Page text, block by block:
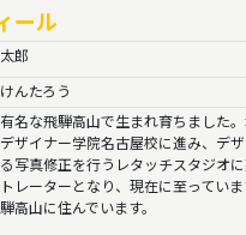
ール
郎
んたろう
名な飛騨高山で生まれ育ちました
ザイナー学院名古屋校に進み、デ
写真修正を行うレタッチスタジオ
レーターとなり、現在に至っていま
高山に住んでいます。